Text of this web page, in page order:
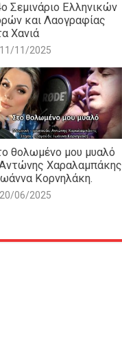
Σεμινάριο Ελληνικών
και Λαογραφίας
Χανιά
11/11/2025
θολωμένο μου μυαλό
Χαραλαμπάκης
Κορνηλάκη.
20/06/2025